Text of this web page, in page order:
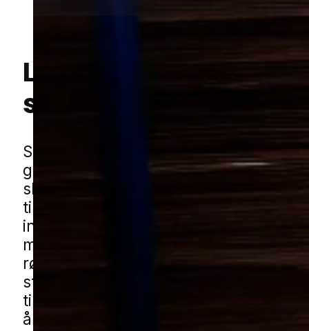
Lokal bekæmpelse
sølvfisk
Sølvfisk trives, hvor der er fugt,
gemmesteder, og derfor kan de være
slippe helt af med, når de først har
til rette. De dukker ofte op i perioder,
indeklimaet bliver mere fugtigt, eller
mange sprækker og skjul langs lister
rørgennemføringer. Problemet kan
starten, men sølvfisk spreder sig
til rum, hvis man ikke får taget hånd
årsagen.
Hej! Hvordan kan jeg hjælpe dig? Har du nogen spørgsmål?